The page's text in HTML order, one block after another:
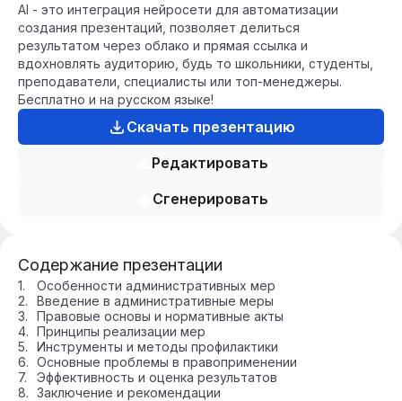
AI - это интеграция нейросети для автоматизации
создания презентаций, позволяет делиться
результатом через облако и прямая ссылка и
вдохновлять аудиторию, будь то школьники, студенты,
преподаватели, специалисты или топ-менеджеры.
Бесплатно и на русском языке!
Скачать презентацию
Редактировать
Сгенерировать
Содержание презентации
Особенности административных мер
Введение в административные меры
Правовые основы и нормативные акты
Принципы реализации мер
Инструменты и методы профилактики
Основные проблемы в правоприменении
Эффективность и оценка результатов
Заключение и рекомендации